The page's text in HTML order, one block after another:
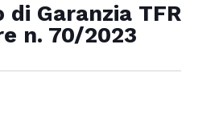
di Garanzia TFR
n. 70/2023